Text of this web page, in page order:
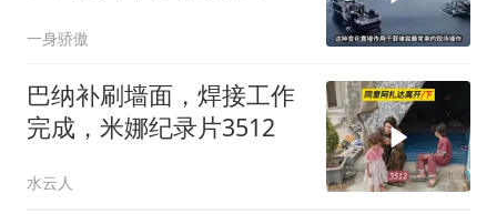
一身骄傲
巴纳补刷墙面，焊接工作
完成，米娜纪录片3512
水云人